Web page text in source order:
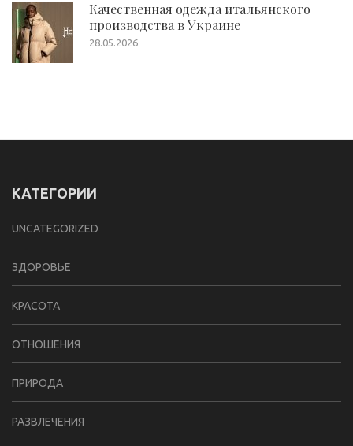
Качественная одежда итальянского
производства в Украине
28.05.2026
КАТЕГОРИИ
UNCATEGORIZED
ЗДОРОВЬЕ
КРАСОТА
ОТНОШЕНИЯ
ПРИРОДА
РАЗВЛЕЧЕНИЯ